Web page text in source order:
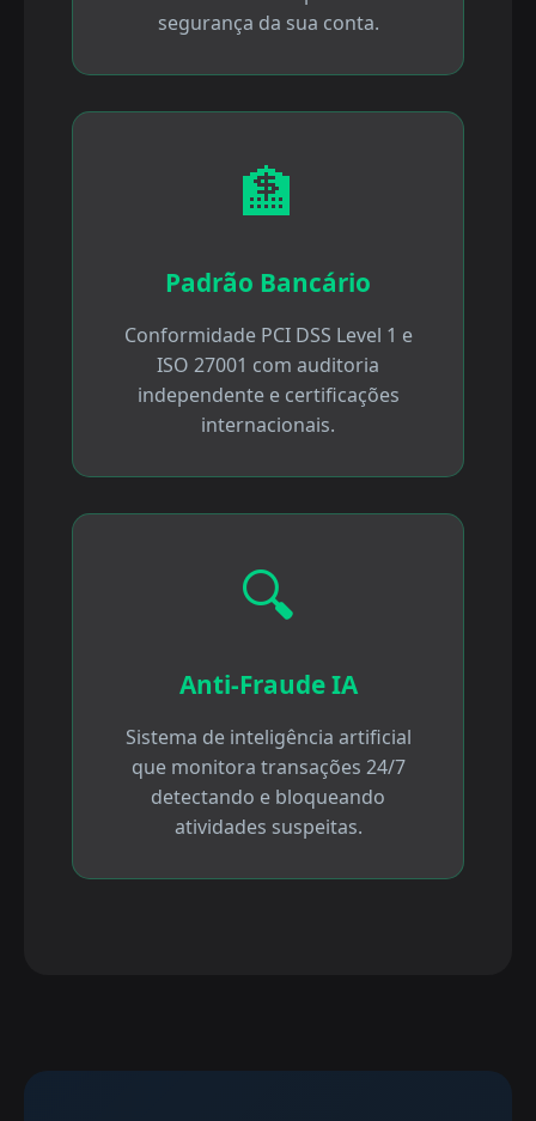
segurança da sua conta.
🏦
Padrão Bancário
Conformidade PCI DSS Level 1 e
ISO 27001 com auditoria
independente e certificações
internacionais.
🔍
Anti-Fraude IA
Sistema de inteligência artificial
que monitora transações 24/7
detectando e bloqueando
atividades suspeitas.